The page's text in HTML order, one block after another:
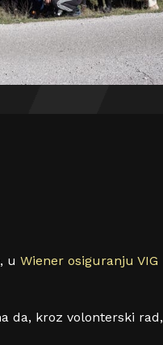
u Wiener osiguranju VIG
da, kroz volonterski rad,